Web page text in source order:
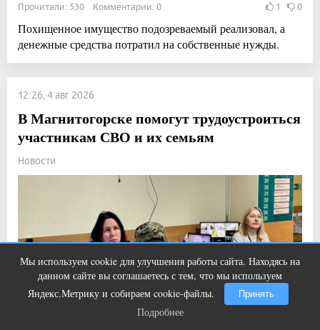
Прочитали: 530 Комментарии: 0 1 0
Похищенное имущество подозреваемый реализовал, а
денежные средства потратил на собственные нужды.
12:26, 4 авг 2026
В Магнитогорске помогут трудоустроиться
участникам СВО и их семьям
Новости
Мы используем cookie для улучшения работы сайта. Находясь на
данном сайте вы соглашаетесь с тем, что мы используем
Яндекс.Метрику и собираем cookie-файлы.
Принять
Подробнее
Этот танец невесты оставит вас без
слов! Пересмотрела 10 раз
Подробнее